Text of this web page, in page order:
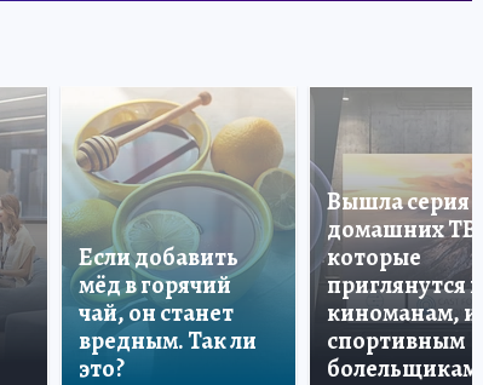
Если добавить
мёд в горячий
чай, он станет
вредным. Так ли
это?
Вышла серия
домашних ТВ,
которые
приглянутся и
киноманам, и
спортивным
болельщикам